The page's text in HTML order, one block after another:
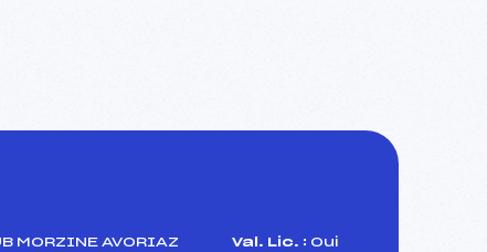
MORZINE AVORIAZ Val. Lic. : Oui